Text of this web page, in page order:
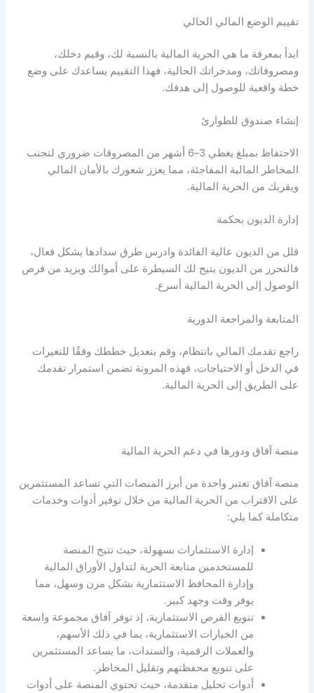
تقييم الوضع المالي الحالي
ابدأ بمعرفة ما هي الحرية الماليةبالنسبة لك، وقيم دخلك،
ومصروفاتك، ومدخراتك الحالية، فهذا التقييم يساعدك على وضع
خطة واقعية للوصول إلى هدفك.
إنشاء صندوق للطوارئ
الاحتفاظ بمبلغ يغطي 3–6 أشهر من المصروفات ضروري لتجنب
المخاطر المالية المفاجئة، مما يعزز شعورك بالأمان المالي
ويقربك من الحرية المالية.
إدارة الديون بحكمة
قلل من الديون عالية الفائدة وادرس طرق سدادها بشكل فعال،
فالتحرر من الديون يتيح لك السيطرة على أموالك ويزيد من فرص
الوصول إلى الحرية الماليةأسرع.
المتابعة والمراجعة الدورية
راجع تقدمك المالي بانتظام، وقم بتعديل خططك وفقًا للتغيرات
في الدخل أو الاحتياجات، فهذه المرونة تضمن استمرار تقدمك
على الطريق إلى الحرية المالية.
منصة آفاق ودورها في دعم الحرية المالية
منصة آفاق تعتبر واحدة من أبرز المنصات التي تساعد المستثمرين
على الاقتراب من الحرية المالية من خلال توفير أدوات وخدمات
متكاملة كما يلي:
إدارة الاستثمارات بسهولة، حيث تتيح المنصة
للمستخدمين متابعة الحرية لتداول الأوراق المالية
وإدارة المحافظ الاستثمارية بشكل مرن وسهل، مما
يوفر وقت وجهد كبير.
تنويع الفرص الاستثمارية، إذ توفر آفاق مجموعة واسعة
من الخيارات الاستثمارية، بما في ذلك الأسهم،
والعملات الرقمية، والسندات، ما يساعد المستثمرين
على تنويع محفظتهم وتقليل المخاطر.
أدوات تحليل متقدمة، حيث تحتوي المنصة على أدوات